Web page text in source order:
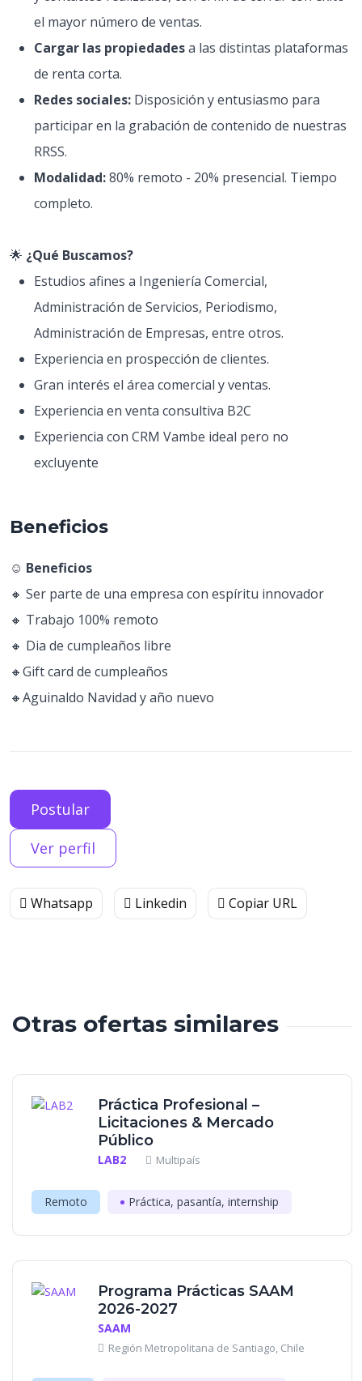
el mayor número de ventas.
Cargar las propiedadesa las distintas plataformas
de renta corta.
Redes sociales: Disposición y entusiasmo para
participar en la grabación de contenido de nuestras
RRSS.
Modalidad:80% remoto - 20% presencial. Tiempo
completo.
🌟 ¿Qué Buscamos?
Estudios afines a Ingeniería Comercial,
Administración de Servicios, Periodismo,
Administración de Empresas, entre otros.
Experiencia en prospección de clientes.
Gran interés el área comercial y ventas.
Experiencia en venta consultiva B2C
Experiencia con CRM Vambe ideal pero no
excluyente
Beneficios
☺️ Beneficios
🔸 Ser parte de una empresa con espíritu innovador
🔸 Trabajo 100% remoto
🔸 Dia de cumpleaños libre
🔸Gift card de cumpleaños
🔸Aguinaldo Navidad y año nuevo
Postular
Ver perfil
Whatsapp Linkedin Copiar URL
Otras ofertas similares
Práctica Profesional –
Licitaciones & Mercado
Público
LAB2 Multipaís
Remoto Práctica, pasantía, internship
Programa Prácticas SAAM
2026-2027
SAAM
Región Metropolitana de Santiago, Chile